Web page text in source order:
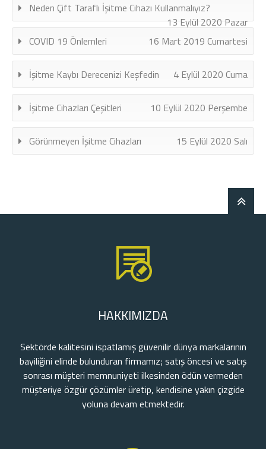
Neden Çift Taraflı İşitme Cihazı Kullanmalıyız?
13 Eylül 2020 Pazar
COVID 19 Önlemleri
16 Mart 2019 Cumartesi
İşitme Kaybı Derecenizi Keşfedin 4 Eylül 2020 Cuma
İşitme Cihazları Çeşitleri 10 Eylül 2020 Perşembe
Görünmeyen İşitme Cihazları 15 Eylül 2020 Salı
HAKKIMIZDA
Sektörde kalitesini ispatlamış güvenilir dünya markalarının
bayiliğini elinde bulunduran firmamız; satış öncesi ve satış
sonrası müşteri memnuniyeti ilkesinden ödün vermeden
müşteriye özgür çözümler üretip, kendisine yakın çizgide
yoluna devam etmektedir.